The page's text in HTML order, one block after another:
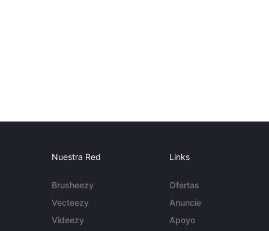
Nuestra Red
Brusheezy
Vecteezy
Videezy
Links
Ofertas
Anuncie
Apoyo